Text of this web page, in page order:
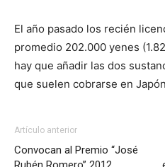
El año pasado los recién
promedio 202.000 yenes
hay que añadir las dos
que suelen cobrarse en
Artículo anterior
Convocan al Premio “José